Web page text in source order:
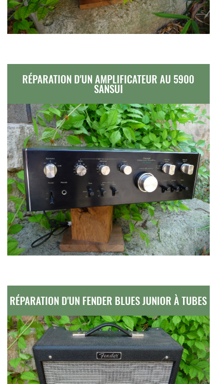
RÉPARATION D'UN AMPLIFICATEUR AU 5900
SANSUI
RÉPARATION D'UN FENDER BLUES JUNIOR À TUBES